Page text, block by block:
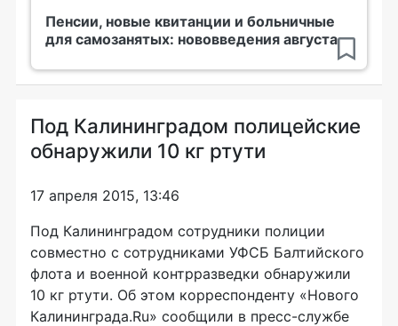
Пенсии, новые квитанции и больничные
для самозанятых: нововведения августа
Под Калининградом полицейские
обнаружили 10 кг ртути
17 апреля 2015, 13:46
Под Калининградом сотрудники полиции
совместно с сотрудниками УФСБ Балтийского
флота и военной контрразведки обнаружили
10 кг ртути. Об этом корреспонденту «Нового
Калининграда.Ru» сообщили в пресс-службе